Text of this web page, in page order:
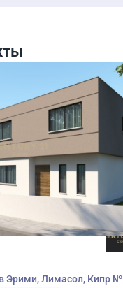
Эрими, Лимасол, Кипр №